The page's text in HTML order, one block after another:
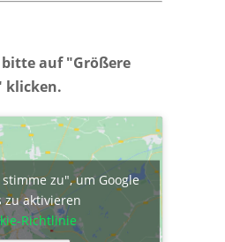
auf "Größere
klicken.
zu", um Google
zu aktivieren
Richtlinie